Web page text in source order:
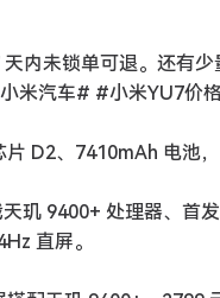
内未锁单可退。还有
米汽车# #小米YU7
D2、7410mAh 电池
玑 9400+ 处理器、首
直屏。